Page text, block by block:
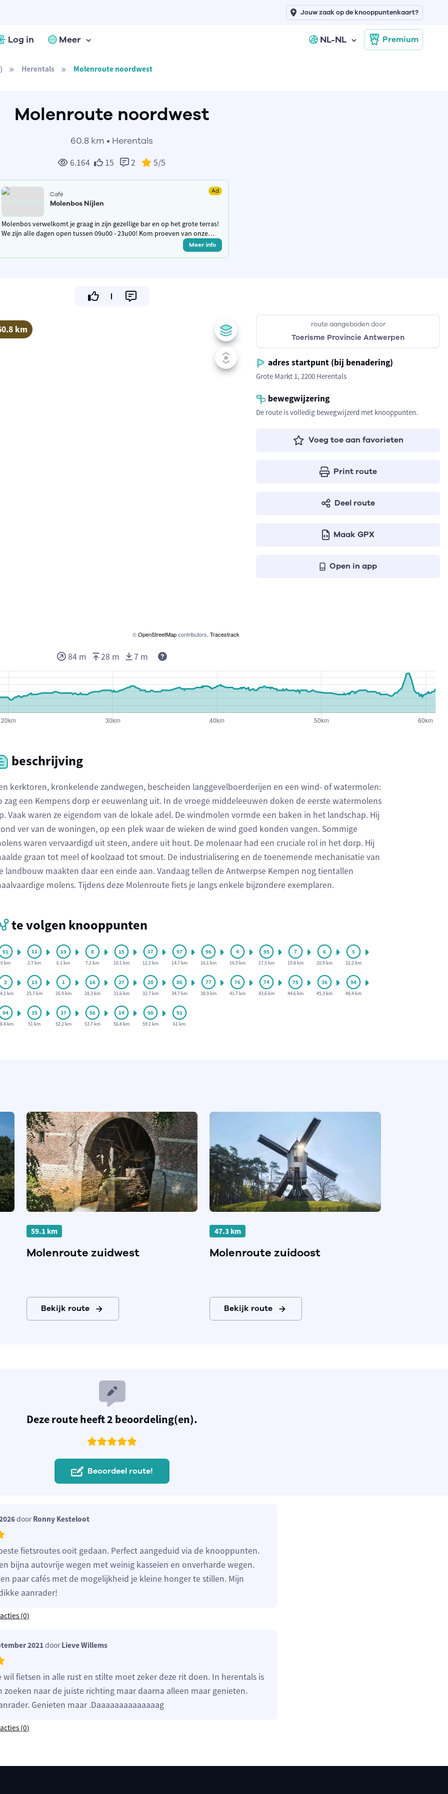
Log in Meer NL-NL Premium
Jouw zaak op de knooppuntenkaart?
Herentals Molenroute noordwest
Molenroute noordwest
60.8 km • Herentals
6.164 15 2 5/5
Café Ad
Molenbos Nijlen
Molenbos verwelkomt je graag in zijn gezellige bar en op het grote terras!
We zijn alle dagen open tussen 09u00 - 23u00! Kom proeven van onze
Meer info
km
©OpenStreetMapcontributors, Tracestrack
route aangeboden door
Toerisme Provincie Antwerpen
adres startpunt (bij benadering)
Grote Markt 1, 2200 Herentals
bewegwijzering
De route is volledig bewegwijzerd met knooppunten.
Voeg toe aan favorieten
Print route
Deel route
Maak GPX
Open in app
84 m 28 m 7 m Deze waarden geven respectievelijk het aantal te stijgen meters, het
beschrijving
kerktoren, kronkelende zandwegen, bescheiden langgevelboerderijen en een wind- of watermolen:
zag een Kempens dorp er eeuwenlang uit. In de vroege middeleeuwen doken de eerste watermolens
Vaak waren ze eigendom van de lokale adel. De windmolen vormde een baken in het landschap. Hij
ver van de woningen, op een plek waar de wieken de wind goed konden vangen. Sommige
waren vervaardigd uit steen, andere uit hout. De molenaar had een cruciale rol in het dorp. Hij
graan tot meel of koolzaad tot smout. De industrialisering en de toenemende mechanisatie van
landbouw maakten daar een einde aan. Vandaag tellen de Antwerpse Kempen nog tientallen
molens. Tijdens deze Molenroute fiets je langs enkele bijzondere exemplaren.
te volgen knooppunten
0 km 2.7 km 6.1 km 7.2 km 10.1 km 12.2 km 14.7 km 16.1 km 16.9 km 17.5 km 19.8 km 20.9 km 22.2 km
km 25.7 km 26.9 km 28.3 km 31.6 km 32.7 km 34.7 km 38.9 km 41.7 km 43.6 km 44.6 km 45.3 km 48.4 km
km 51 km 52.2 km 53.7 km 56.8 km 59.1 km 61 km
59.1 km
Molenroute zuidwest
Bekijk route
47.3 km
Molenroute zuidoost
Bekijk route
Deze route heeft 2 beoordeling(en).
Beoordeel route!
doorRonny Kesteloot
fietsroutes ooit gedaan. Perfect aangeduid via de knooppunten.
bijna autovrije wegen met weinig kasseien en onverharde wegen.
paar cafés met de mogelijkheid je kleine honger te stillen. Mijn
aanrader!
(0)
2021doorLieve Willems
wil fietsen in alle rust en stilte moet zeker deze rit doen. In herentals is
zoeken naar de juiste richting maar daarna alleen maar genieten.
Genieten maar .Daaaaaaaaaaaaaag
(0)